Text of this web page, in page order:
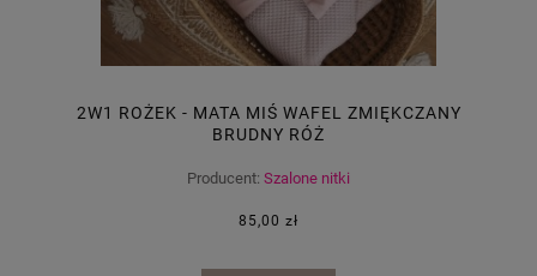
2W1 ROŻEK - MATA MIŚ WAFEL ZMIĘKCZANY
BRUDNY RÓŻ
Producent: Szalone nitki
85,00 zł